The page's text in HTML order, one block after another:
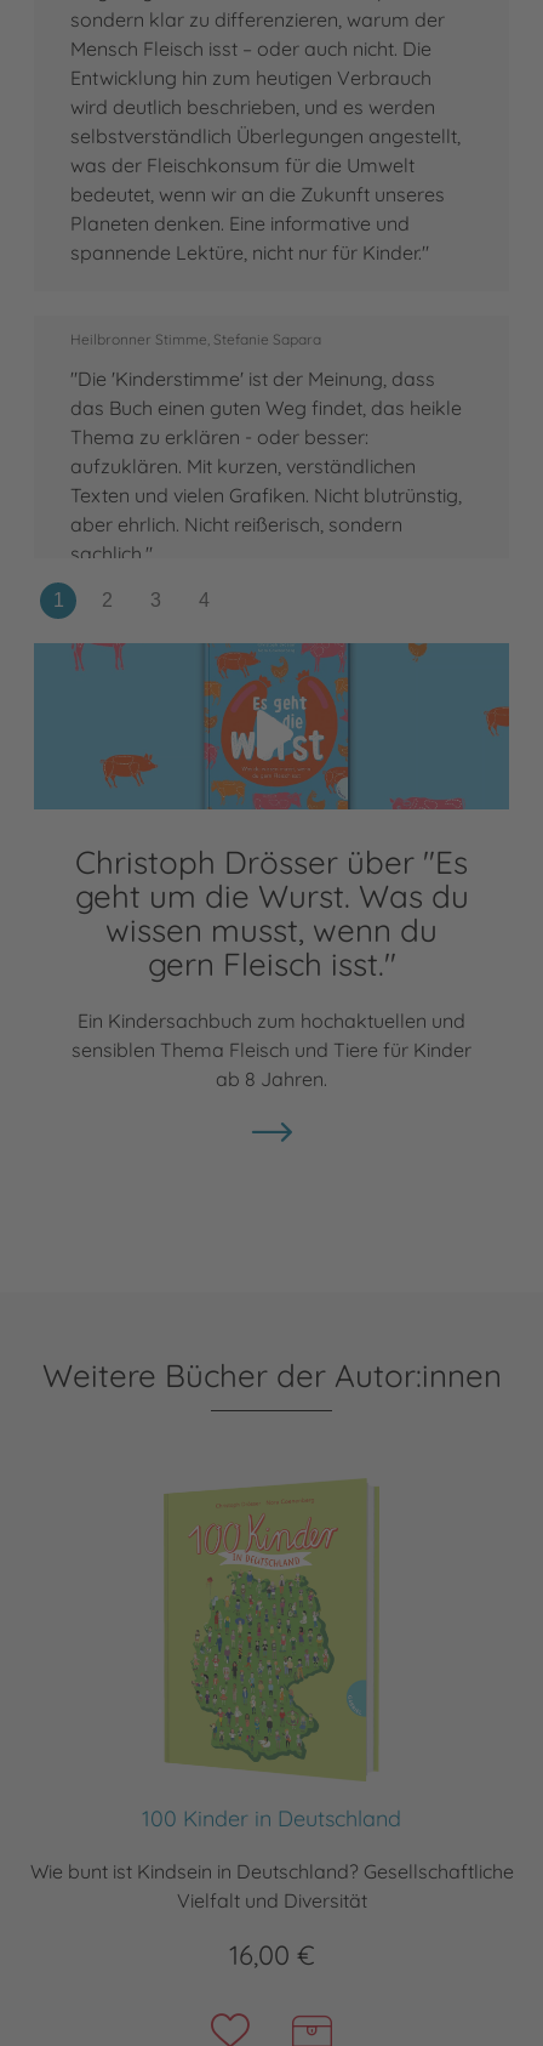
sondern klar zu differenzieren, warum der
Mensch Fleisch isst – oder auch nicht. Die
Entwicklung hin zum heutigen Verbrauch
wird deutlich beschrieben, und es werden
selbstverständlich Überlegungen angestellt,
was der Fleischkonsum für die Umwelt
bedeutet, wenn wir an die Zukunft unseres
Planeten denken. Eine informative und
spannende Lektüre, nicht nur für Kinder."
Heilbronner Stimme, Stefanie Sapara
"Die 'Kinderstimme' ist der Meinung, dass
das Buch einen guten Weg findet, das heikle
Thema zu erklären - oder besser:
aufzuklären. Mit kurzen, verständlichen
Texten und vielen Grafiken. Nicht blutrünstig,
aber ehrlich. Nicht reißerisch, sondern
sachlich."
Video abspielen
Christoph Drösser über "Es
geht um die Wurst. Was du
wissen musst, wenn du
gern Fleisch isst."
Ein Kindersachbuch zum hochaktuellen und
sensiblen Thema Fleisch und Tiere für Kinder
ab 8 Jahren.
Weitere Bücher der Autor:innen
100 Kinder in Deutschland
Wie bunt ist Kindsein in Deutschland? Gesellschaftliche
Vielfalt und Diversität
16,00 €